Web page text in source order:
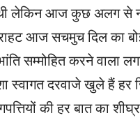
लेकिन आज कुछ अलग से
आज सचमुच दिल का
सम्मोहित करने वाला
स्वागत दरवाजे खुले हैं
की हर बात का